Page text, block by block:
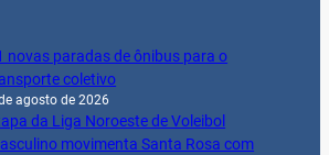
novas paradas de ônibus para o
coletivo
agosto de 2026
da Liga Noroeste de Voleibol
movimenta Santa Rosa com